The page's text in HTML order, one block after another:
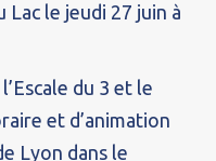
Lac le jeudi 27 juin à
du 3 et le
et d’animation
Lyon dans le